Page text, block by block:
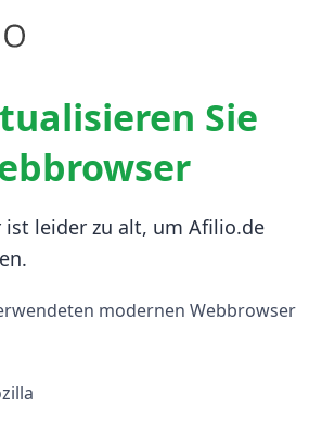
Sie
ist leider zu alt, um Afilio.de
modernen Webbrowser